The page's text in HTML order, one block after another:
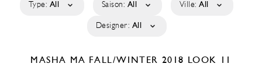
Type: All Saison: All Ville: All
Designer: All
MASHA MA FALL/WINTER 2018 LOOK 11